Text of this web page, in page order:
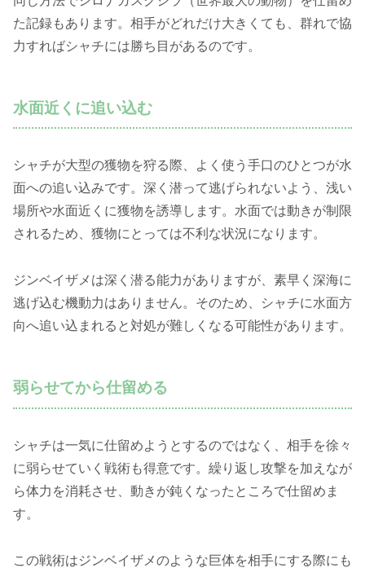
た記録もあります。相手がどれだけ大きくても、群れで協
力すればシャチには勝ち目があるのです。
水面近くに追い込む
シャチが大型の獲物を狩る際、よく使う手口のひとつが水
面への追い込みです。深く潜って逃げられないよう、浅い
場所や水面近くに獲物を誘導します。水面では動きが制限
されるため、獲物にとっては不利な状況になります。
ジンベイザメは深く潜る能力がありますが、素早く深海に
逃げ込む機動力はありません。そのため、シャチに水面方
向へ追い込まれると対処が難しくなる可能性があります。
弱らせてから仕留める
シャチは一気に仕留めようとするのではなく、相手を徐々
に弱らせていく戦術も得意です。繰り返し攻撃を加えなが
ら体力を消耗させ、動きが鈍くなったところで仕留めま
す。
この戦術はジンベイザメのような巨体を相手にする際にも